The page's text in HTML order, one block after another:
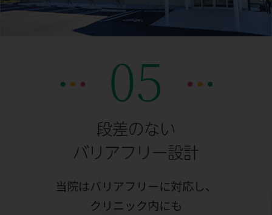
05
段差のない
バリアフリー設計
当院はバリアフリーに対応し、
クリニック内にも